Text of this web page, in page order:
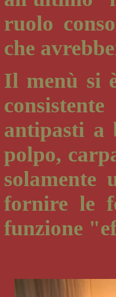
ruolo
che
Il menù si
antipasti a
polpo,
solamente
fornire le
funzione